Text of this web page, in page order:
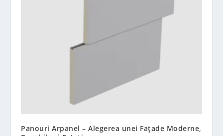
Panouri Arpanel – Alegerea unei Fațade Moderne,